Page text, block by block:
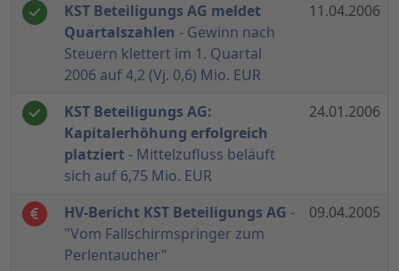
KST Beteiligungs AG meldet
Quartalszahlen - Gewinn nach
Steuern klettert im 1. Quartal
2006 auf 4,2 (Vj. 0,6) Mio. EUR
11.04.2006
KST Beteiligungs AG:
Kapitalerhöhung erfolgreich
platziert- Mittelzufluss beläuft
sich auf 6,75 Mio. EUR
24.01.2006
HV-Bericht KST Beteiligungs AG -
"Vom Fallschirmspringer zum
Perlentaucher"
09.04.2005